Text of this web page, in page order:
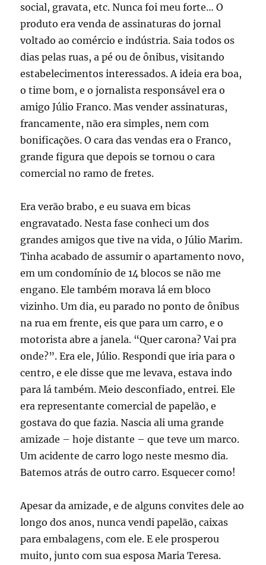
social, gravata, etc. Nunca foi meu forte… O
produto era venda de assinaturas do jornal
voltado ao comércio e indústria. Saia todos os
dias pelas ruas, a pé ou de ônibus, visitando
estabelecimentos interessados. A ideia era boa,
o time bom, e o jornalista responsável era o
amigo Júlio Franco. Mas vender assinaturas,
francamente, não era simples, nem com
bonificações. O cara das vendas era o Franco,
grande figura que depois se tornou o cara
comercial no ramo de fretes.
Era verão brabo, e eu suava em bicas
engravatado. Nesta fase conheci um dos
grandes amigos que tive na vida, o Júlio Marim.
Tinha acabado de assumir o apartamento novo,
em um condomínio de 14 blocos se não me
engano. Ele também morava lá em bloco
vizinho. Um dia, eu parado no ponto de ônibus
na rua em frente, eis que para um carro, e o
motorista abre a janela. “Quer carona? Vai pra
onde?”. Era ele, Júlio. Respondi que iria para o
centro, e ele disse que me levava, estava indo
para lá também. Meio desconfiado, entrei. Ele
era representante comercial de papelão, e
gostava do que fazia. Nascia ali uma grande
amizade – hoje distante – que teve um marco.
Um acidente de carro logo neste mesmo dia.
Batemos atrás de outro carro. Esquecer como!
Apesar da amizade, e de alguns convites dele ao
longo dos anos, nunca vendi papelão, caixas
para embalagens, com ele. E ele prosperou
muito, junto com sua esposa Maria Teresa.